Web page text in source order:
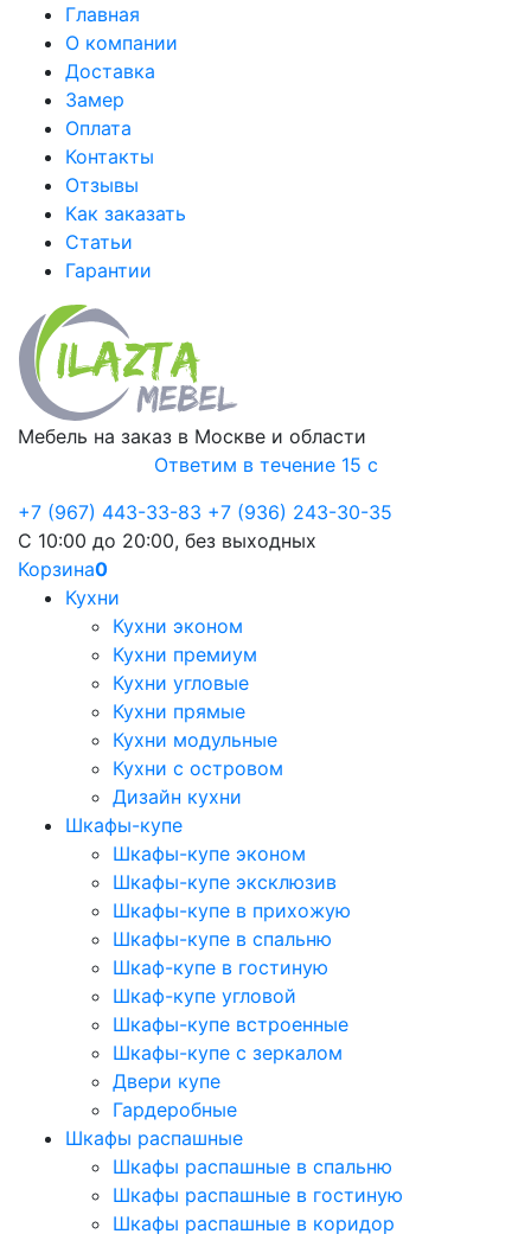
Главная
О компании
Доставка
Замер
Оплата
Контакты
Отзывы
Как заказать
Статьи
Гарантии
Мебель на заказ в Москве и области
Ответим в течение 15 с
+7 (967) 443-33-83 +7 (936) 243-30-35
С 10:00 до 20:00, без выходных
Корзина0
Кухни
Кухни эконом
Кухни премиум
Кухни угловые
Кухни прямые
Кухни модульные
Кухни с островом
Дизайн кухни
Шкафы-купе
Шкафы-купе эконом
Шкафы-купе эксклюзив
Шкафы-купе в прихожую
Шкафы-купе в спальню
Шкаф-купе в гостиную
Шкаф-купе угловой
Шкафы-купе встроенные
Шкафы-купе с зеркалом
Двери купе
Гардеробные
Шкафы распашные
Шкафы распашные в спальню
Шкафы распашные в гостиную
Шкафы распашные в коридор